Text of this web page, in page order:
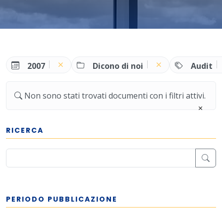
2007 Dicono di noi Audit
Non sono stati trovati documenti con i filtri attivi.
RICERCA
PERIODO PUBBLICAZIONE